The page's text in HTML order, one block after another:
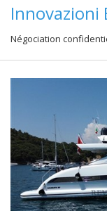
Innovazioni
Négociation